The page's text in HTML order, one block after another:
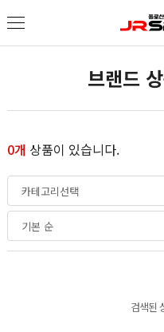
브랜드
0개 상품이 있습니다.
카테고리선택
기본 순
검색된